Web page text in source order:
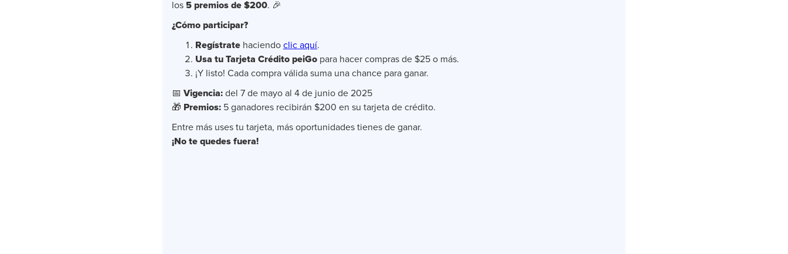
los 5 premios de $200. 🎉
¿Cómo participar?
Regístrate haciendo clic aquí.
Usa tu Tarjeta Crédito peiGo para hacer compras de $25 o más.
¡Y listo! Cada compra válida suma una chance para ganar.
📅 Vigencia: del 7 de mayo al 4 de junio de 2025
🎁 Premios: 5 ganadores recibirán $200 en su tarjeta de crédito.
Entre más uses tu tarjeta, más oportunidades tienes de ganar.
¡No te quedes fuera!